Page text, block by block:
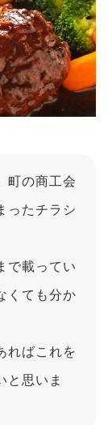
町の商工会
ったチラシ
で載ってい
くても分か
ればこれを
と思いま